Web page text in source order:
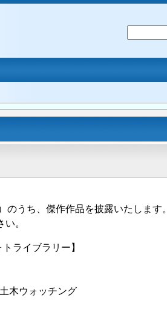
うち、傑作作品を披露いたします。
。
ライブラリー】
木ウォッチング